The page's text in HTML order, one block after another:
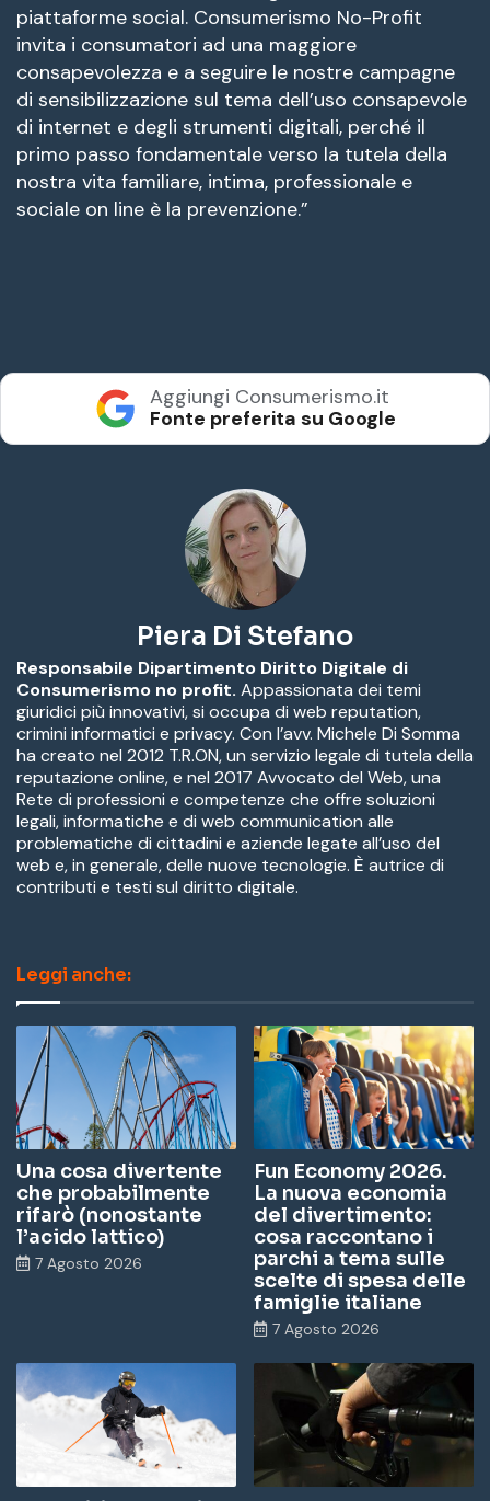
piattaforme social. Consumerismo No-Profit
invita i consumatori ad una maggiore
consapevolezza e a seguire le nostre campagne
di sensibilizzazione sul tema dell’uso consapevole
di internet e degli strumenti digitali, perché il
primo passo fondamentale verso la tutela della
nostra vita familiare, intima, professionale e
sociale on line è la prevenzione.”
Aggiungi Consumerismo.it
Fonte preferita su Google
Piera Di Stefano
Responsabile Dipartimento Diritto Digitale di
Consumerismo no profit. Appassionata dei temi
giuridici più innovativi, si occupa di web reputation,
crimini informatici e privacy. Con l’avv. Michele Di Somma
ha creato nel 2012 T.R.ON, un servizio legale di tutela della
reputazione online, e nel 2017 Avvocato del Web, una
Rete di professioni e competenze che offre soluzioni
legali, informatiche e di web communication alle
problematiche di cittadini e aziende legate all’uso del
web e, in generale, delle nuove tecnologie. È autrice di
contributi e testi sul diritto digitale.
Leggi anche:
Una cosa divertente
che probabilmente
rifarò (nonostante
l’acido lattico)
7 Agosto 2026
Fun Economy 2026.
La nuova economia
del divertimento:
cosa raccontano i
parchi a tema sulle
scelte di spesa delle
famiglie italiane
7 Agosto 2026